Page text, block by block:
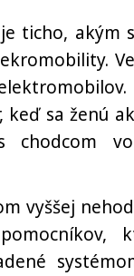
ticho, akým
keď sa ženú
chodcom
vyššej